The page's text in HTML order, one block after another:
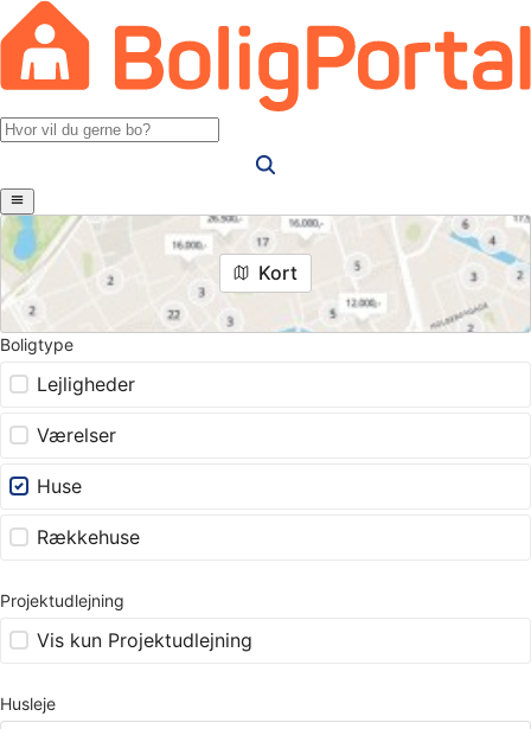
Kort
Boligtype
Lejligheder
Værelser
Huse
Rækkehuse
Projektudlejning
Vis kun Projektudlejning
Husleje